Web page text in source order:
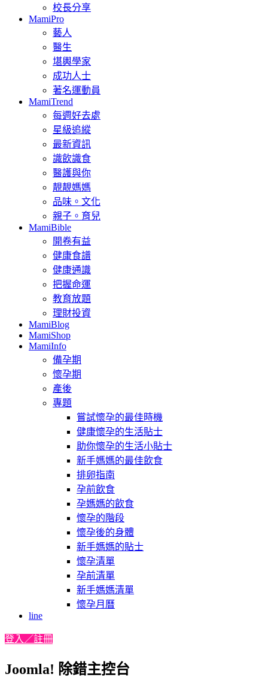
校長分享
MamiPro
藝人
醫生
堪輿學家
成功人士
著名運動員
MamiTrend
每週好去處
星級追縱
最新資訊
識飲識食
醫護與你
靚靚媽媽
品味。文化
親子。育兒
MamiBible
開卷有益
健康食譜
健康通識
把握命運
教育放題
理財投資
MamiBlog
MamiShop
MamiInfo
備孕期
懷孕期
產後
專題
嘗試懷孕的最佳時機
健康懷孕的生活貼士
助你懷孕的生活小貼士
新手媽媽的最佳飲食
排卵指南
孕前飲食
孕媽媽的飲食
懷孕的階段
懷孕後的身體
新手媽媽的貼士
懷孕清單
孕前清單
新手媽媽清單
懷孕月曆
line
登入／註冊
Joomla! 除錯主控台